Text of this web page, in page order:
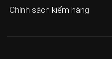
Chính sách kiểm hàng